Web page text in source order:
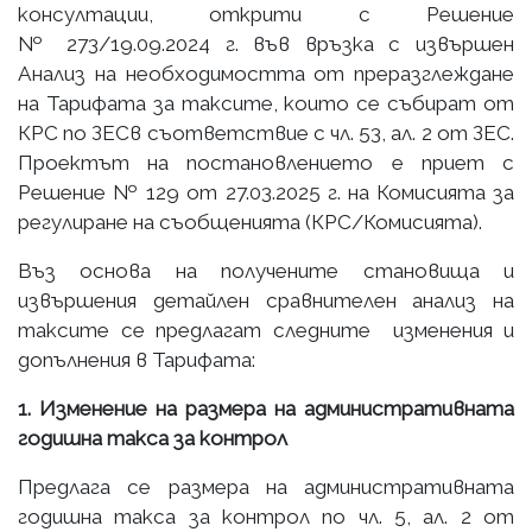
консултации, открити с Решение
№ 273/19.09.2024 г. във връзка с извършен
Анализ на необходимостта от преразглеждане
на Тарифата за таксите, които се събират от
КРС по ЗЕСв съответствие с чл. 53, ал. 2 от ЗЕС.
Проектът на постановлението е приет с
Решение № 129 от 27.03.2025 г. на Комисията за
регулиране на съобщенията (КРС/Комисията).
Въз основа на получените становища и
извършения детайлен сравнителен анализ на
таксите се предлагат следните изменения и
допълнения в Тарифата:
1. Изменение на размера на административната
годишна такса за контрол
Предлага се размера на административната
годишна такса за контрол по чл. 5, ал. 2 от